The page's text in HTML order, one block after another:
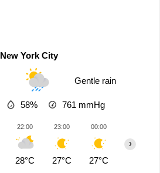
New York City
Gentle rain
58% 761 mmHg
22:00
28°C
23:00
27°C
00:00
27°C
›